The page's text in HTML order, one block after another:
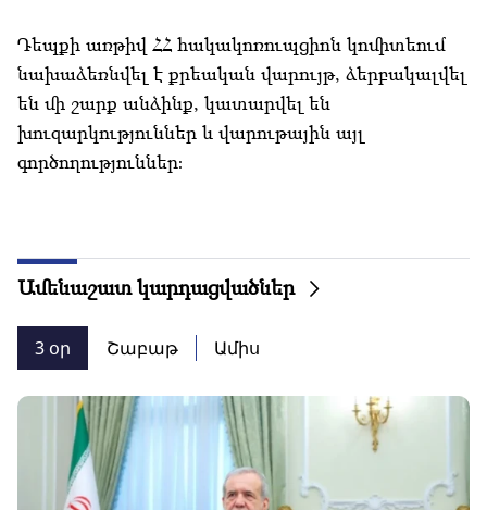
Դեպքի առթիվ ՀՀ հակակոռուպցիոն կոմիտեում
նախաձեռնվել է քրեական վարույթ, ձերբակալվել
են մի շարք անձինք, կատարվել են
խուզարկություններ և վարութային այլ
գործողություններ։
Ամենաշատ կարդացվածներ
3 օր Շաբաթ Ամիս